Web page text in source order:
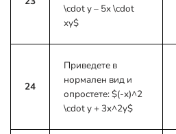
\cdot y – 5x \cdot
xy$
24
Приведете в
нормален вид и
опростете:$(-x)^2
\cdot y + 3x^2y$